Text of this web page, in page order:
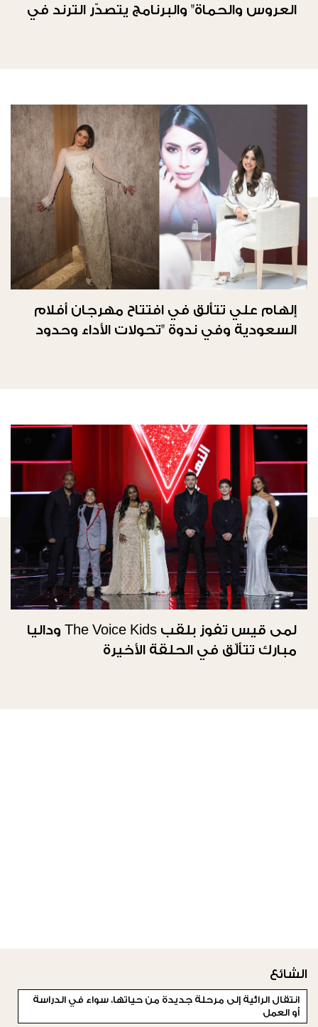
العروس والحماة" والبرنامج يتصدّر الترند في
إلهام علي تتألق في افتتاح مهرجان أفلام
السعودية وفي ندوة "تحولات الأداء وحدود
لمى قيس تفوز بلقب The Voice Kids وداليا
مبارك تتألّق في الحلقة الأخيرة
الشائع
انتقال الرائية إلى مرحلة جديدة من حياتها، سواء في الدراسة
أو العمل